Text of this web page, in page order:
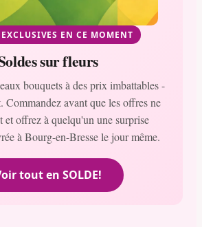
EN CE MOMENT
sur fleurs
bouquets à des prix imbattables -
Commandez avant que les offres ne
et offrez à quelqu'un une surprise
à Bourg-en-Bresse le jour même.
tout en SOLDE!